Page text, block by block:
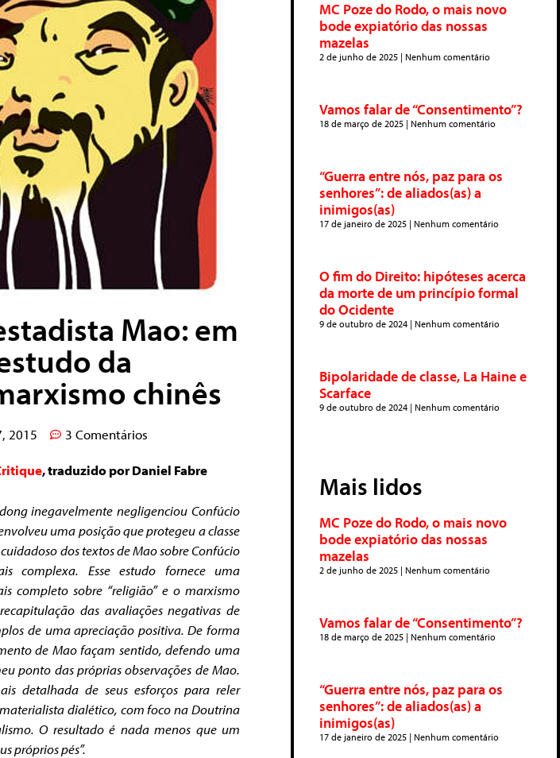
Mao: em
da
chinês
2015 3 Comentários
, traduzido por Daniel Fabre
inegavelmente negligenciou Confúcio
uma posição que protegeu a classe
dos textos de Maosobre Confúcio
complexa. Esse estudo fornece uma
completo sobre “religião” e o marxismo
das avaliações negativas de
de uma apreciação positiva. De forma
de Mao façam sentido, defendo uma
ponto das próprias observações de Mao.
detalhada de seus esforços para reler
dialético, com foco na Doutrina
O resultado é nada menos que um
próprios pés”.
MC Poze do Rodo, o mais novo
bode expiatório das nossas
mazelas
2 de junho de 2025 Nenhum comentário
Vamos falar de “Consentimento”?
18 de março de 2025 Nenhum comentário
“Guerra entre nós, paz para os
senhores”: de aliados(as) a
inimigos(as)
17 de janeiro de 2025 Nenhum comentário
O fim do Direito: hipóteses acerca
da morte de um princípio formal
do Ocidente
9 de outubro de 2024 Nenhum comentário
Bipolaridade de classe, La Haine e
Scarface
9 de outubro de 2024 Nenhum comentário
Mais lidos
MC Poze do Rodo, o mais novo
bode expiatório das nossas
mazelas
2 de junho de 2025 Nenhum comentário
Vamos falar de “Consentimento”?
18 de março de 2025 Nenhum comentário
“Guerra entre nós, paz para os
senhores”: de aliados(as) a
inimigos(as)
17 de janeiro de 2025 Nenhum comentário